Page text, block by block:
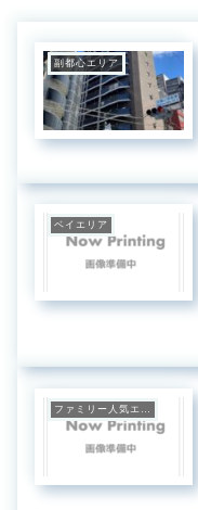
副都心エリア
ベイエリア